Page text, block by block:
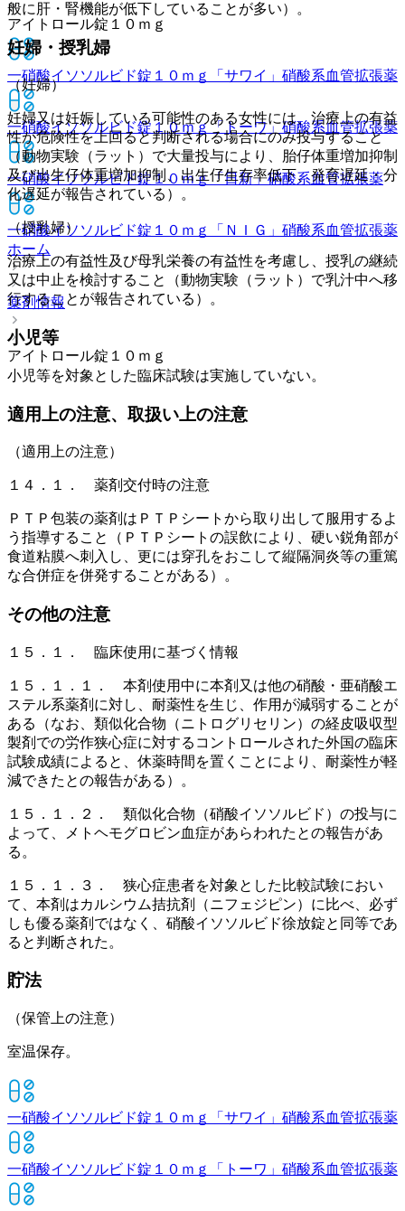
アイトロール錠１０ｍｇ
一硝酸イソソルビド錠１０ｍｇ「サワイ」 硝酸系血管拡張薬
一硝酸イソソルビド錠１０ｍｇ「トーワ」硝酸系血管拡張薬
一硝酸イソソルビド錠１０ｍｇ「日新」硝酸系血管拡張薬
一硝酸イソソルビド錠１０ｍｇ「ＮＩＧ」 硝酸系血管拡張薬
ホーム
薬剤情報
アイトロール錠１０ｍｇ
般に肝・腎機能が低下していることが多い）。
妊婦・授乳婦
（妊婦）
妊婦又は妊娠している可能性のある女性には、治療上の有益
性が危険性を上回ると判断される場合にのみ投与すること
（動物実験（ラット）で大量投与により、胎仔体重増加抑制
及び出生仔体重増加抑制、出生仔生存率低下、発育遅延・分
化遅延が報告されている）。
（授乳婦）
治療上の有益性及び母乳栄養の有益性を考慮し、授乳の継続
又は中止を検討すること（動物実験（ラット）で乳汁中へ移
行することが報告されている）。
小児等
小児等を対象とした臨床試験は実施していない。
適用上の注意、取扱い上の注意
（適用上の注意）
１４．１． 薬剤交付時の注意
ＰＴＰ包装の薬剤はＰＴＰシートから取り出して服用するよ
う指導すること（ＰＴＰシートの誤飲により、硬い鋭角部が
食道粘膜へ刺入し、更には穿孔をおこして縦隔洞炎等の重篤
な合併症を併発することがある）。
その他の注意
１５．１． 臨床使用に基づく情報
１５．１．１． 本剤使用中に本剤又は他の硝酸・亜硝酸エ
ステル系薬剤に対し、耐薬性を生じ、作用が減弱することが
ある（なお、類似化合物（ニトログリセリン）の経皮吸収型
製剤での労作狭心症に対するコントロールされた外国の臨床
試験成績によると、休薬時間を置くことにより、耐薬性が軽
減できたとの報告がある）。
１５．１．２． 類似化合物（硝酸イソソルビド）の投与に
よって、メトヘモグロビン血症があらわれたとの報告があ
る。
１５．１．３． 狭心症患者を対象とした比較試験におい
て、本剤はカルシウム拮抗剤（ニフェジピン）に比べ、必ず
しも優る薬剤ではなく、硝酸イソソルビド徐放錠と同等であ
ると判断された。
貯法
（保管上の注意）
室温保存。
一硝酸イソソルビド錠１０ｍｇ「サワイ」 硝酸系血管拡張薬
一硝酸イソソルビド錠１０ｍｇ「トーワ」 硝酸系血管拡張薬